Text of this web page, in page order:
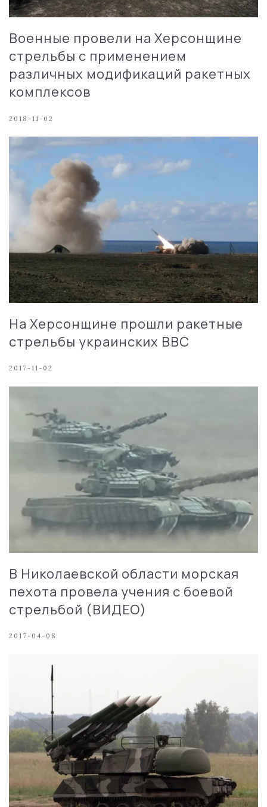
Военные провели на Херсонщине
стрельбы с применением
различных модификаций ракетных
комплексов
2018-11-02
На Херсонщине прошли ракетные
стрельбы украинских ВВС
2017-11-02
В Николаевской области морская
пехота провела учения с боевой
стрельбой (ВИДЕО)
2017-04-08